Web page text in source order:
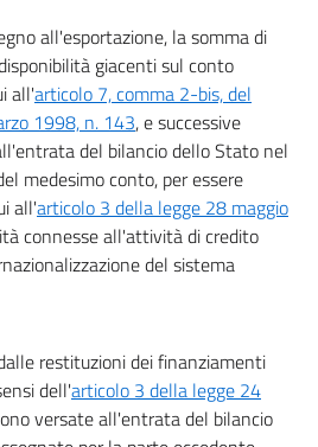
all'esportazione, la somma di
giacenti sul conto
all'articolo 7, comma 2-bis, del
1998, n. 143, e successive
del bilancio dello Stato nel
medesimo conto, per essere
all'articolo 3 della legge 28 maggio
connesse all'attività di credito
del sistema
restituzioni dei finanziamenti
dell'articolo 3 della legge 24
versate all'entrata del bilancio